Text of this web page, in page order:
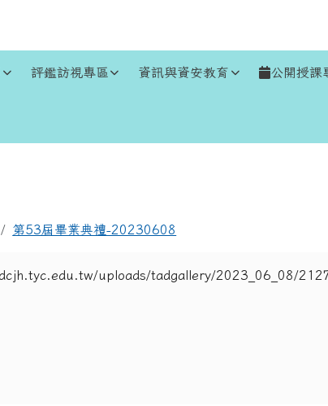
評鑑訪視專區 資訊與資安教育 公開授課
第53屆畢業典禮-20230608